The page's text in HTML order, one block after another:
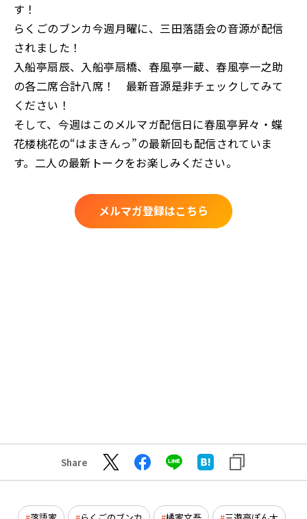
す！
らくごのブンカ今週月曜に、三田落語会の音源が配信
されました！
入船亭扇辰、入船亭扇橋、春風亭一蔵、春風亭一之助
の各二席合計八席！ 最新音源是非チェックしてみて
ください！
そして、今週はこのメルマガ配信日に春風亭昇々・蝶
花楼桃花の“はまきんっ”の最新回も配信されていま
す。二人の最新トークをお楽しみください。
メルマガ登録はこちら
Share